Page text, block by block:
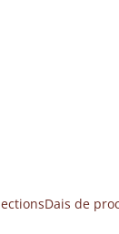
Dais de